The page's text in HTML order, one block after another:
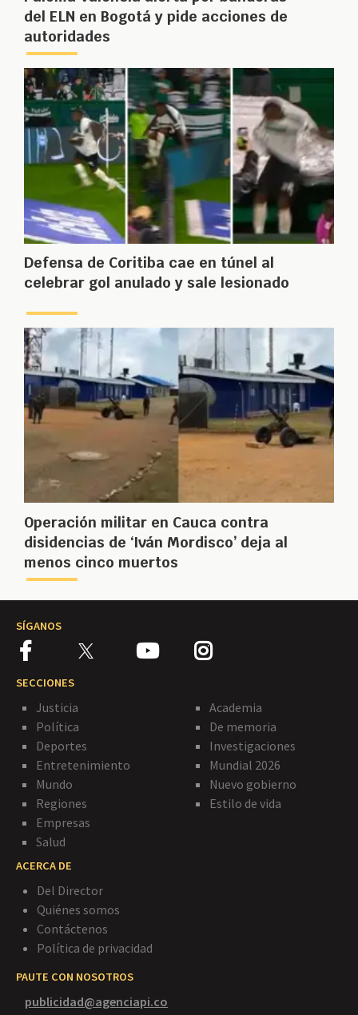
del ELN en Bogotá y pide acciones de
autoridades
Defensa de Coritiba cae en túnel al
celebrar gol anulado y sale lesionado
Operación militar en Cauca contra
disidencias de ‘Iván Mordisco’ deja al
menos cinco muertos
SÍGANOS
SECCIONES
Justicia
Política
Deportes
Entretenimiento
Mundo
Regiones
Empresas
Salud
Academia
De memoria
Investigaciones
Mundial 2026
Nuevo gobierno
Estilo de vida
ACERCA DE
Del Director
Quiénes somos
Contáctenos
Política de privacidad
PAUTE CON NOSOTROS
publicidad@agenciapi.co